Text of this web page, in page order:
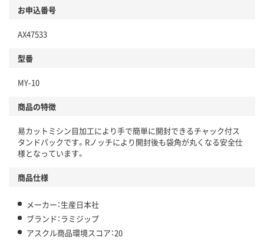
本体
仕組
この商品の環境配慮ポイントです。下記商品詳細「
アスクル商品環境スコア詳細／加点項目
」で確認できます。
お申込番号
AX47533
型番
MY-10
商品の特徴
易カットミシン目加工により手で簡単に開封できるチャック付ス
タンドパックです。Rノッチにより開封後も袋角が丸くなる安全仕
様となっています。
商品仕様
メーカー：生産日本社
ブランド：ラミジップ
アスクル商品環境スコア：20